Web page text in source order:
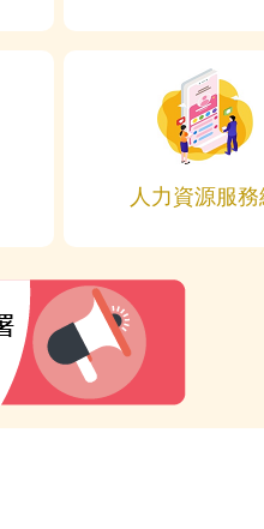
人力資源服務